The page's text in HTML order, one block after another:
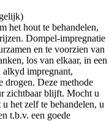
het hout te behandelen,
Dompel-impregnatie
en te voorzien van
los van elkaar, in een
alkyd impregnant,
drogen. Deze methode
zichtbaar blijft. Mocht u
het zelf te behandelen, u
t.b.v. een goede